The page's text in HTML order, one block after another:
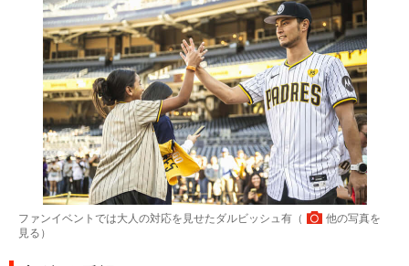
ファンイベントでは大人の対応を見せたダルビッシュ有（
他の写真を
見る ）